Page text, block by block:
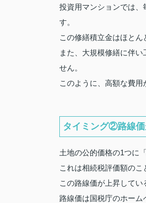
投資用マンションでは、
す。
この修繕積立金はほとん
また、大規模修繕に伴
せん。
このように、高額な費用
タイミング②路線
土地の公的価格の1つに
これは相続税評価額のこ
この路線価が上昇してい
路線価は国税庁のホーム